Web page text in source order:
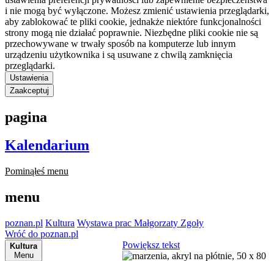
i nie mogą być wyłączone. Możesz zmienić ustawienia przeglądarki,
aby zablokować te pliki cookie, jednakże niektóre funkcjonalności
strony mogą nie działać poprawnie. Niezbędne pliki cookie nie są
przechowywane w trwały sposób na komputerze lub innym
urządzeniu użytkownika i są usuwane z chwilą zamknięcia
przeglądarki.
Ustawienia
Zaakceptuj
pagina
Kalendarium
Pominąłeś menu
menu
poznan.pl Kultura Wystawa prac Małgorzaty Zgoły
Wróć do poznan.pl
Kultura
Menu
Powiększ tekst